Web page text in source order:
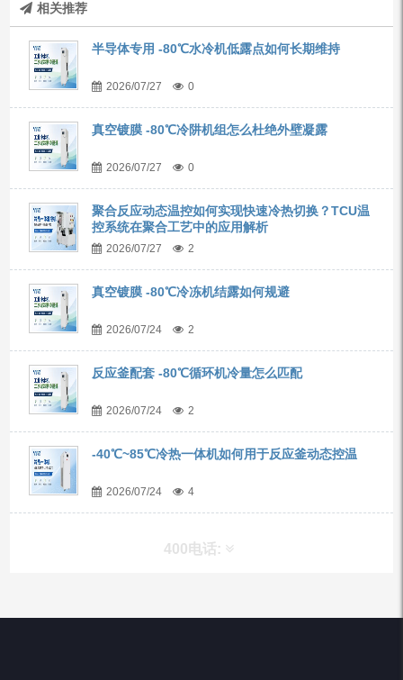
相关推荐
半导体专用 -80℃水冷机低露点如何长期维持
2026/07/27 0
真空镀膜 -80℃冷阱机组怎么杜绝外壁凝露
2026/07/27 0
聚合反应动态温控如何实现快速冷热切换？TCU温
控系统在聚合工艺中的应用解析
2026/07/27 2
真空镀膜 -80℃冷冻机结露如何规避
2026/07/24 2
反应釜配套 -80℃循环机冷量怎么匹配
2026/07/24 2
-40℃~85℃冷热一体机如何用于反应釜动态控温
2026/07/24 4
400电话: